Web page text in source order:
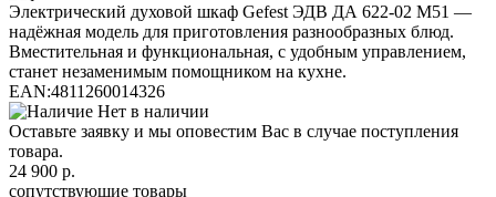
Электрический духовой шкаф Gefest ЭДВ ДА 622-02 М51 —
надёжная модель для приготовления разнообразных блюд.
Вместительная и функциональная, с удобным управлением,
станет незаменимым помощником на кухне.
EAN:4811260014326
Нет в наличии
Оставьте заявку и мы оповестим Вас в случае поступления
товара.
24 900 р.
сопутствующие товары